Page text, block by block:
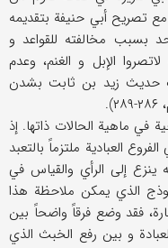
مع تصریح أبي حنیفة بتقدیمه
بسبب مخالفته للقواعد و
الإبل و الغنم، وعدم
حدیث زید بن ثابت بشدن
في ماهیة الحالات ذاتها. إذ
العبادیة ملتزماً بالتعبد
ینزع إلی الرأي والقیاس في
الذي یمکن ملاحظة هذا
فقد وضع فرقاً واضحاً بین
و بین رفع الخبث الذي